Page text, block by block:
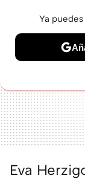
BELLEZA
Eva
Ya